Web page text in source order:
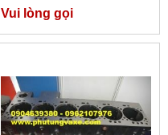
HÃNG
Vui lòng gọi